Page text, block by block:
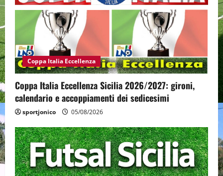
Coppa Italia Eccellenza
Coppa Italia Eccellenza Sicilia 2026/2027: gironi,
calendario e accoppiamenti dei sedicesimi
sportjonico 05/08/2026